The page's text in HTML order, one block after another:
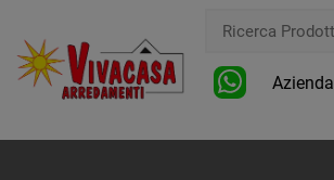
Azienda